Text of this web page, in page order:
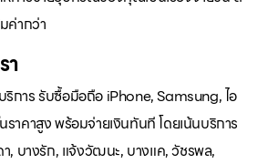
ค่ากว่า
า
ริการ รับซื้อมือถือ iPhone, Samsung, ไอ
าคาสูง พร้อมจ่ายเงินทันที โดยเน้นบริการ
, บางรัก, แจ้งวัฒนะ, บางแค, วัชรพล,